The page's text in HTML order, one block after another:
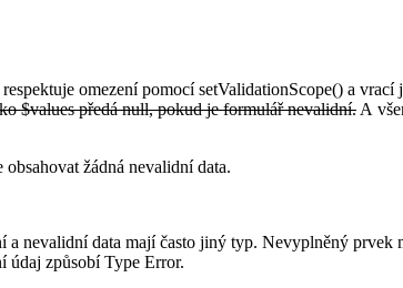
omezení pomocí setValidationScope() a
$values předá null, pokud je formulář nevalidní. A
obsahovat žádná nevalidní data.
a nevalidní data mají často jiný typ. Nevyplněný prvek
údaj způsobí Type Error.